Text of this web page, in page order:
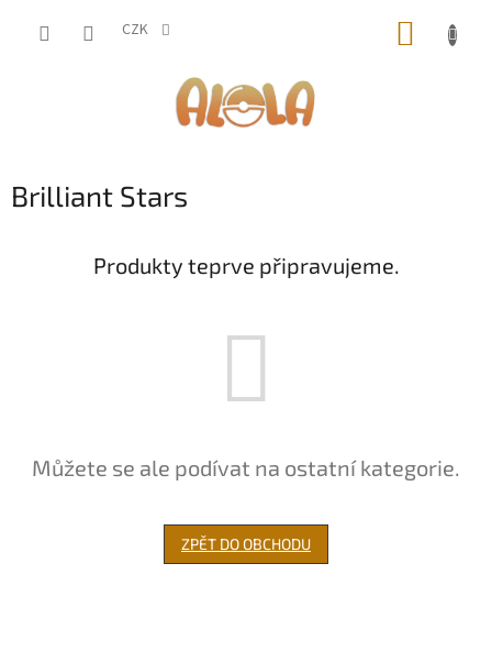
CZK
Brilliant Stars
Produkty teprve připravujeme.
Můžete se ale podívat na ostatní kategorie.
ZPĚT DO OBCHODU